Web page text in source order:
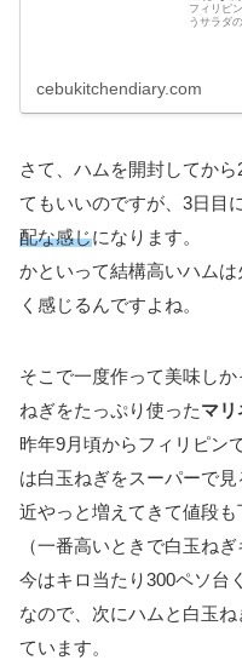
フィリピ
うサラダ
cebukitchendiary.com
さて、ハムを開封してか
てもいいのですが、3日目
配な感じになります。
かといって結構高いハム
く感じるんですよね。
そこで一度作って美味し
ねぎをたっぷり使ったマリ
昨年9月頃からフィリピン
は白玉ねぎをスーパーで
近やっと増えてきて値段も
（一番高いときで白玉ね
今はキロ当たり300ペソ台
なので、次にハムと白玉
ています。